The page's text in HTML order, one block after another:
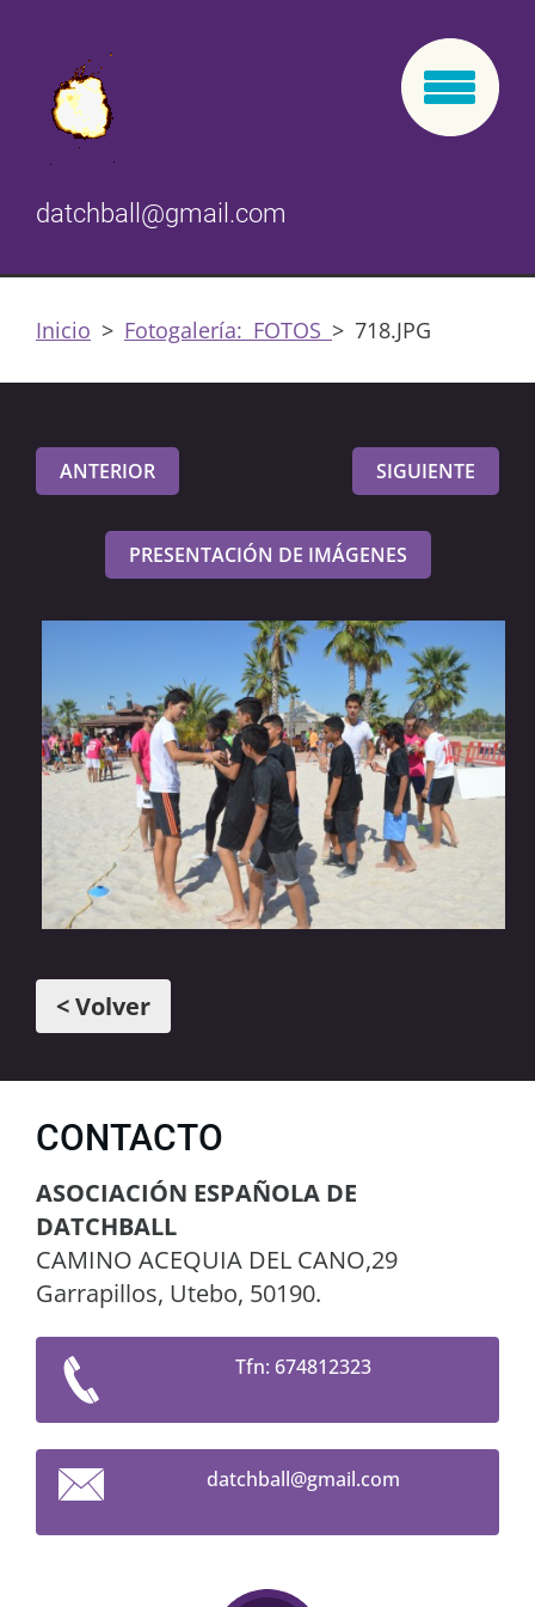
datchball@gmail.com
Inicio > Fotogalería: FOTOS > 718.JPG
ANTERIOR SIGUIENTE
PRESENTACIÓN DE IMÁGENES
< Volver
CONTACTO
ASOCIACIÓN ESPAÑOLA DE
DATCHBALL
CAMINO ACEQUIA DEL CANO,29
Garrapillos, Utebo, 50190.
Tfn: 674812323
datchball@gmail.com